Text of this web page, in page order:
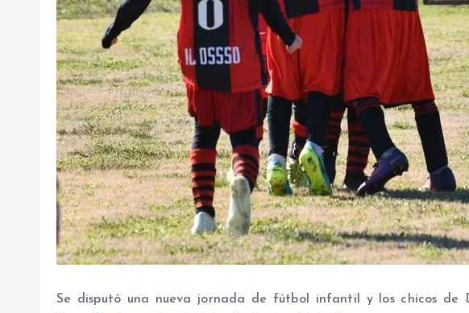
Se disputó una nueva jornada de fútbol infantil y los chicos de